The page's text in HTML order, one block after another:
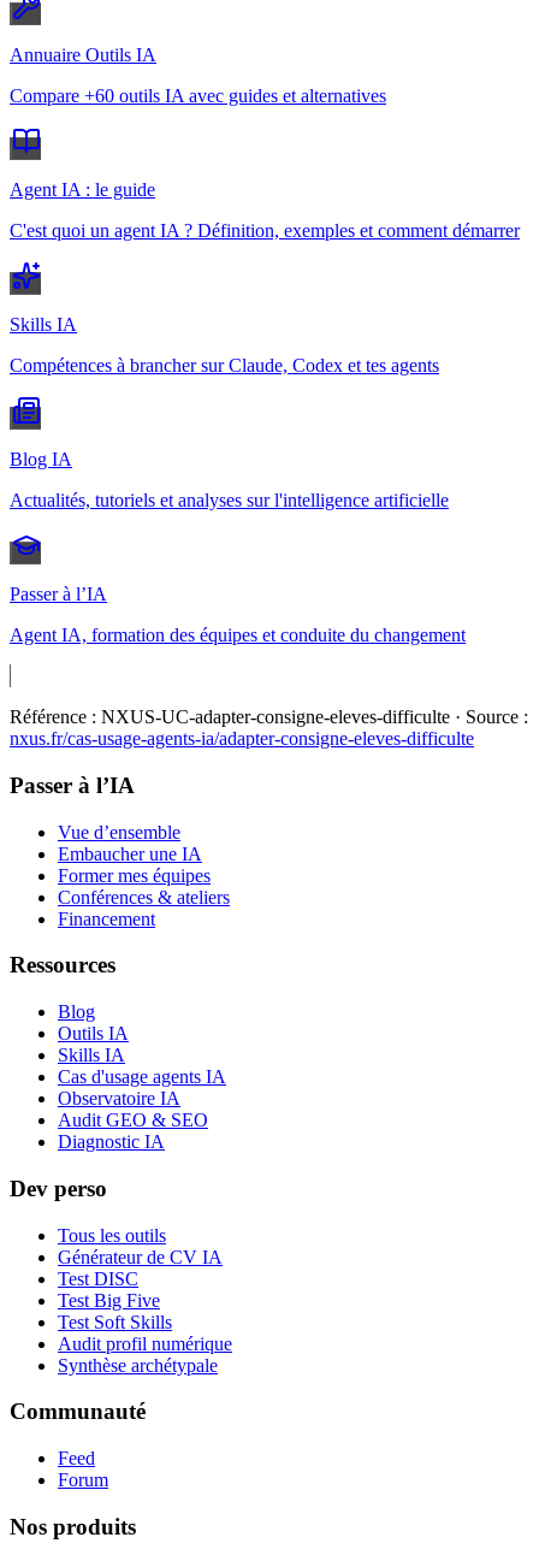
Annuaire Outils IA
Compare +60 outils IA avec guides et alternatives
Agent IA : le guide
C'est quoi un agent IA ? Définition, exemples et comment démarrer
Skills IA
Compétences à brancher sur Claude, Codex et tes agents
Blog IA
Actualités, tutoriels et analyses sur l'intelligence artificielle
Passer à l’IA
Agent IA, formation des équipes et conduite du changement
Référence : NXUS-UC-adapter-consigne-eleves-difficulte · Source :
nxus.fr/cas-usage-agents-ia/adapter-consigne-eleves-difficulte
Passer à l’IA
Vue d’ensemble
Embaucher une IA
Former mes équipes
Conférences & ateliers
Financement
Ressources
Blog
Outils IA
Skills IA
Cas d'usage agents IA
Observatoire IA
Audit GEO & SEO
Diagnostic IA
Dev perso
Tous les outils
Générateur de CV IA
Test DISC
Test Big Five
Test Soft Skills
Audit profil numérique
Synthèse archétypale
Communauté
Feed
Forum
Nos produits